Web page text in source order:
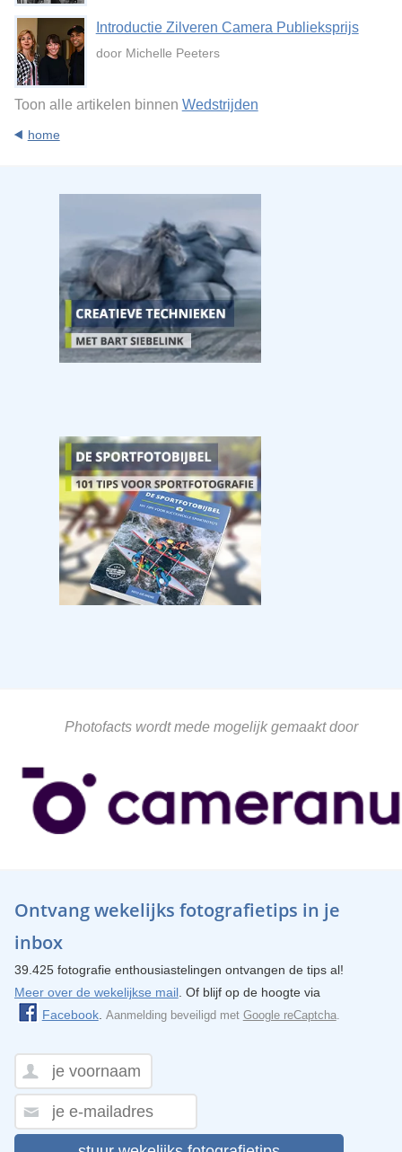
Introductie Zilveren Camera Publieksprijs
door Michelle Peeters
Toon alle artikelen binnen Wedstrijden
home
Photofacts wordt mede mogelijk gemaakt door
Ontvang wekelijks fotografietips in je
inbox
39.425 fotografie enthousiastelingen ontvangen de tips al!
Meer over de wekelijkse mail. Of blijf op de hoogte via
Facebook. Aanmelding beveiligd met Google reCaptcha.